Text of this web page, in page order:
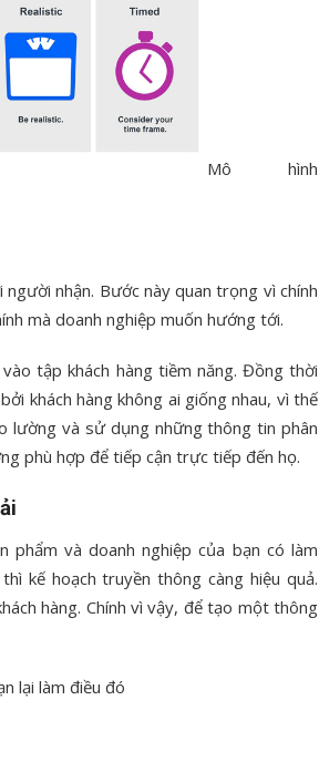
Mô hình
nhận. Bước này quan trọng vì chính
mà doanh nghiệp muốn hướng tới.
tập khách hàng tiềm năng. Đồng thời
khách hàng không ai giống nhau, vì thế
lường và sử dụng những thông tin phân
phù hợp để tiếp cận trực tiếp đến họ.
và doanh nghiệp của bạn có làm
kế hoạch truyền thông càng hiệu quả.
hàng. Chính vì vậy, để tạo một thông
lại làm điều đó